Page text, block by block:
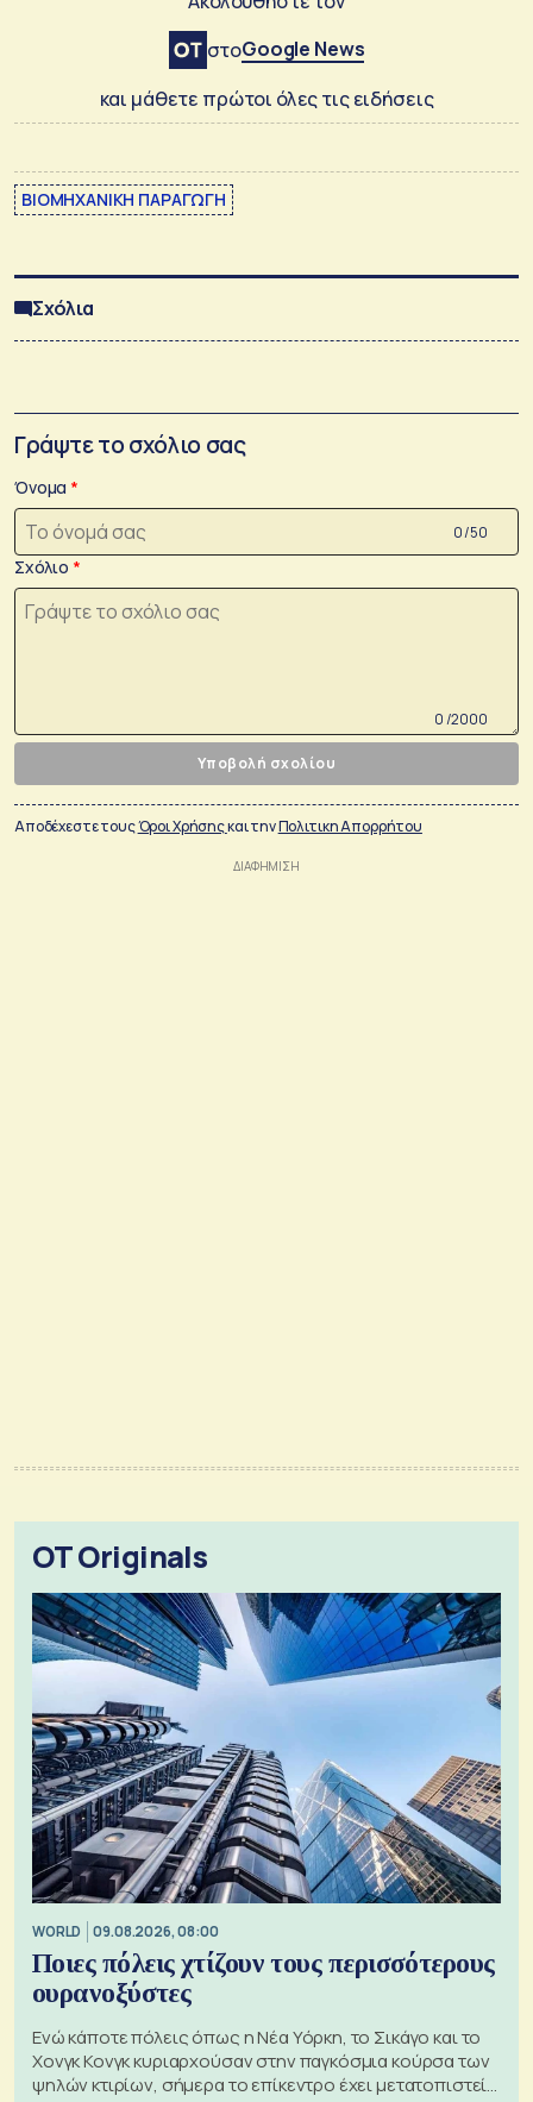
στοGoogle News
και μάθετε πρώτοι όλες τις ειδήσεις
ΒΙΟΜΗΧΑΝΙΚΗ ΠΑΡΑΓΩΓΗ
Σχόλια
Γράψτε το σχόλιο σας
Όνομα
0 /50
Σχόλιο
0 /2000
Υποβολή σχολίου
Αποδέχεστε τουςΌροι Χρήσηςκαι τηνΠολιτικη Απορρήτου
OT Originals
WORLD 09.08.2026, 08:00
Ποιες πόλεις χτίζουν τους περισσότερους
ουρανοξύστες
Ενώ κάποτε πόλεις όπως η Νέα Υόρκη, το Σικάγο και το
Χονγκ Κονγκ κυριαρχούσαν στην παγκόσμια κούρσα των
ψηλών κτιρίων, σήμερα το επίκεντρο έχει μετατοπιστεί